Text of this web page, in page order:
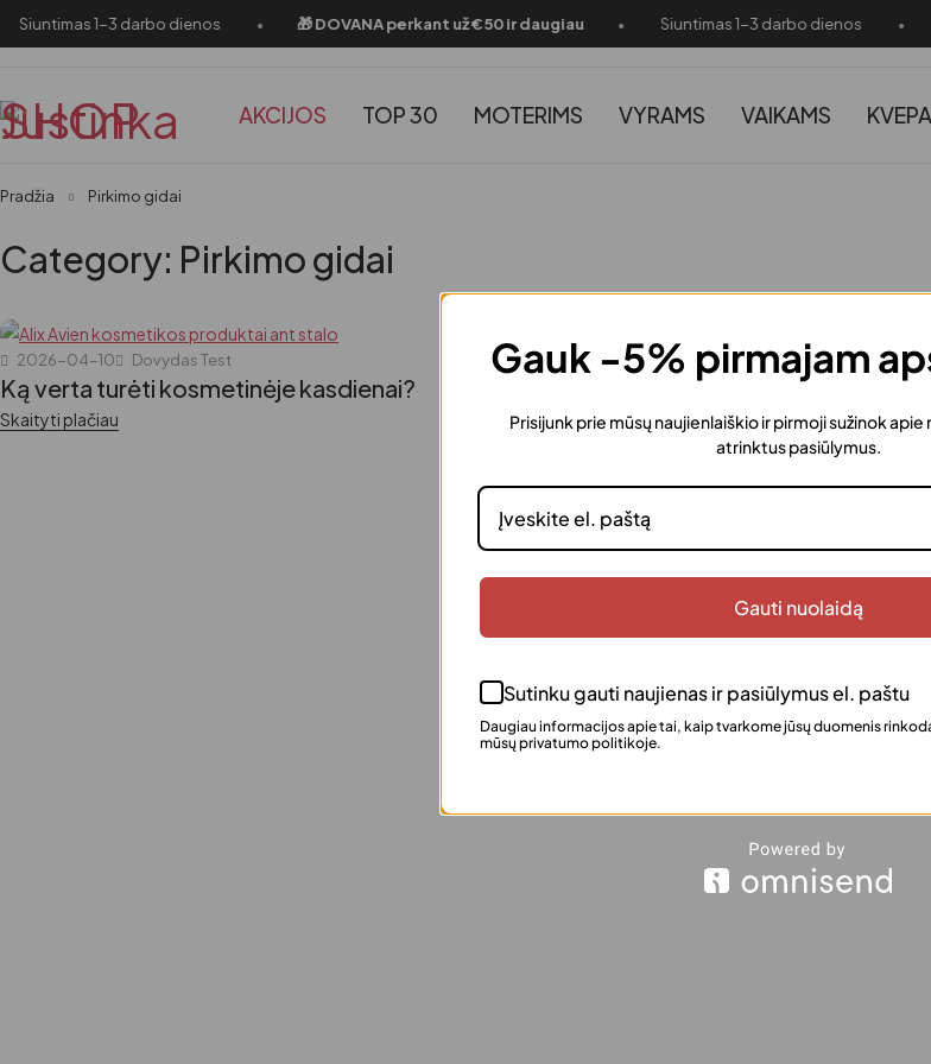
Siuntimas 1-3 darbo dienos 🎁 DOVANA perkant už €50 ir daugiau Siuntimas 1-3 darbo dienos
AKCIJOS TOP 30 MOTERIMS VYRAMS VAIKAMS
Pradžia Pirkimo gidai
Category: Pirkimo gidai
2026-04-10 Dovydas Test
Ką verta turėti kosmetinėje kasdienai?
Skaityti plačiau
Gauk -5% pirmajam
Prisijunk prie mūsų naujienlaiškio ir pirmoji sužinok apie
atrinktus pasiūlymus.
Gauti nuolaidą
Sutinku gauti naujienas ir pasiūlymus el. paštu
Daugiau informacijos apie tai, kaip tvarkome jūsų duomenis
mūsų privatumo politikoje.